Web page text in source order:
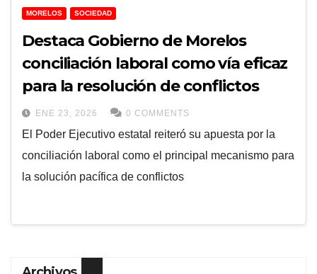
MORELOS SOCIEDAD
Destaca Gobierno de Morelos
conciliación laboral como vía eficaz
para la resolución de conflictos
ENE 23, 2026 0 COMMENTS
El Poder Ejecutivo estatal reiteró su apuesta por la
conciliación laboral como el principal mecanismo para
la solución pacífica de conflictos